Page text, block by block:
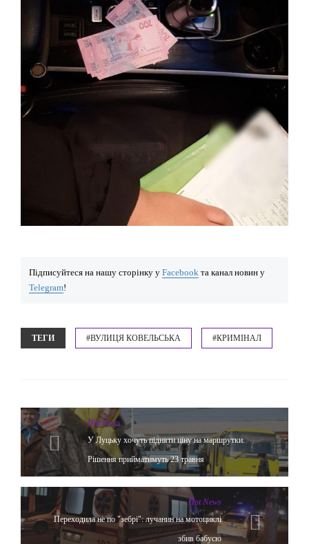
Підписуйтеся на нашу сторінку у Facebook та канал новин у
Telegram!
ТЕГИ #ВУЛИЦЯ КОВЕЛЬСЬКА #КРИМІНАЛ
Hot News
У Луцьку хочуть підняти ціну на маршрутки.
Рішення прийматимуть 23 травня
Hot News
Переходила не по "зебрі": лучанин на мотоциклі
збив бабусю